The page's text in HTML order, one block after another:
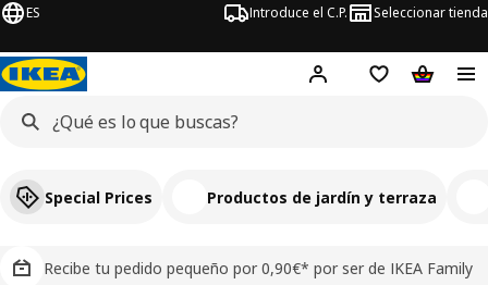
ES Introduce el C.P. Seleccionar tienda
Hej! Iniciar sesión
Lista de deseos
Carrito
Recibe tu pedido pequeño por 0,90€* por ser de IKEA Family
Special Prices Productos de jardín y terraza